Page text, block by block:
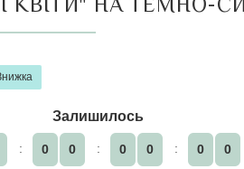
Залишилось
0
0
0
0
0
0